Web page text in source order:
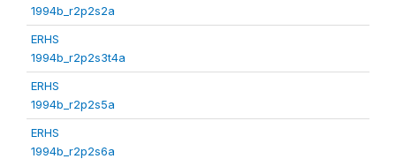
1994b_r2p2s2a
ERHS
1994b_r2p2s3t4a
ERHS
1994b_r2p2s5a
ERHS
1994b_r2p2s6a